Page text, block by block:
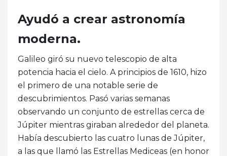
Ayudó a crear astronomía
moderna.
Galileo giró su nuevo telescopio de alta
potencia hacia el cielo. A principios de 1610, hizo
el primero de una notable serie de
descubrimientos. Pasó varias semanas
observando un conjunto de estrellas cerca de
Júpiter mientras giraban alrededor del planeta.
Había descubierto las cuatro lunas de Júpiter,
a las que llamó las Estrellas Mediceas (en honor